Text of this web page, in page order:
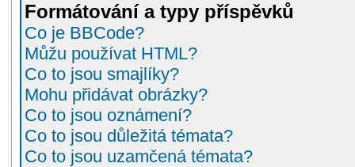
Formátování a typy příspěvků
Co je BBCode?
Můžu používat HTML?
Co to jsou smajlíky?
Mohu přidávat obrázky?
Co to jsou oznámení?
Co to jsou důležitá témata?
Co to jsou uzamčená témata?